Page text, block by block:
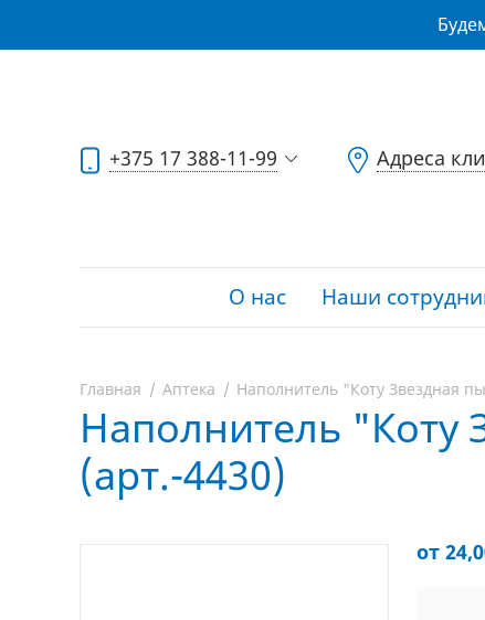
+375 17 388-11-99 Адреса
О нас Наши
Главная Аптека Наполнитель "Коту Звездная
Наполнитель "Коту
(арт.-4430)
от